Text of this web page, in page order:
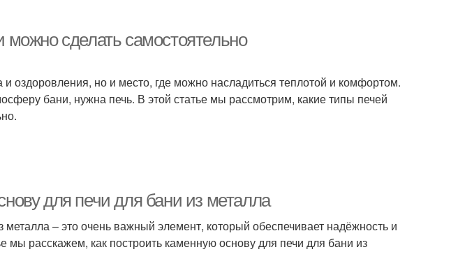
можно сделать самостоятельно
и оздоровления, но и место, где можно насладиться теплотой и комфортом.
бани, нужна печь. В этой статье мы рассмотрим, какие типы печей
для печи для бани из металла
– это очень важный элемент, который обеспечивает надёжность и
мы расскажем, как построить каменную основу для печи для бани из